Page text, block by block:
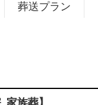
葬送プラン
族葬】